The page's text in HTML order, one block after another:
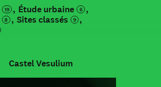
19 Étude urbaine 6
8 Sites classés 9
Castel Vesulium